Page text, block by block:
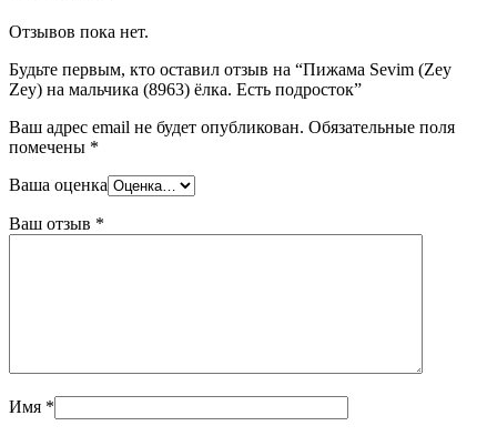
Отзывов пока нет.
Будьте первым, кто оставил отзыв на “Пижама Sevim (Zey
Zey) на мальчика (8963) ёлка. Есть подросток”
Ваш адрес email не будет опубликован. Обязательные поля
помечены *
Ваша оценка
Ваш отзыв *
Имя *